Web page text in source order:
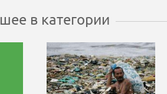
в категории